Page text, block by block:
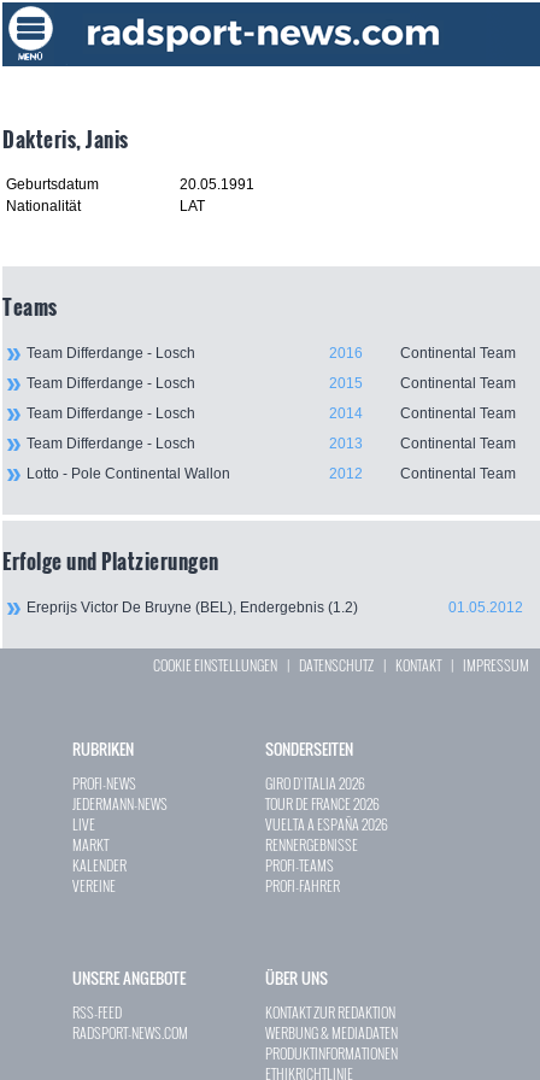
Dakteris, Janis
Geburtsdatum
20.05.1991
Nationalität
LAT
Teams
Team Differdange - Losch 2016
Continental Team
Team Differdange - Losch
2015
Continental Team
Team Differdange - Losch
2014
Continental Team
Team Differdange - Losch
2013
Continental Team
Lotto - Pole Continental Wallon
2012 Continental Team
Erfolge und Platzierungen
Ereprijs Victor De Bruyne (BEL), Endergebnis (1.2) 01.05.2012
COOKIE EINSTELLUNGEN | DATENSCHUTZ | KONTAKT| IMPRESSUM
RUBRIKEN
PROFI-NEWS
JEDERMANN-NEWS
LIVE
MARKT
KALENDER
VEREINE
SONDERSEITEN
GIRO D`ITALIA 2026
TOUR DE FRANCE 2026
VUELTA A ESPAÑA 2026
RENNERGEBNISSE
PROFI-TEAMS
PROFI-FAHRER
UNSERE ANGEBOTE
RSS-FEED
RADSPORT-NEWS.COM
ÜBER UNS
KONTAKT ZUR REDAKTION
WERBUNG & MEDIADATEN
PRODUKTINFORMATIONEN
ETHIKRICHTLINIE